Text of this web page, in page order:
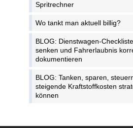
Spritrechner
Wo tankt man aktuell billig?
BLOG: Dienstwagen-
senken und Fahrerlaubnis
dokumentieren
BLOG: Tanken, sparen,
steigende Kraftstoffkosten
können